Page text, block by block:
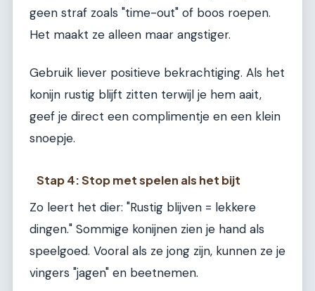
geen straf zoals "time-out" of boos roepen.
Het maakt ze alleen maar angstiger.
Gebruik liever positieve bekrachtiging. Als het
konijn rustig blijft zitten terwijl je hem aait,
geef je direct een complimentje en een klein
snoepje.
Stap 4: Stop met spelen als het bijt
Zo leert het dier: "Rustig blijven = lekkere
dingen." Sommige konijnen zien je hand als
speelgoed. Vooral als ze jong zijn, kunnen ze je
vingers "jagen" en beetnemen.